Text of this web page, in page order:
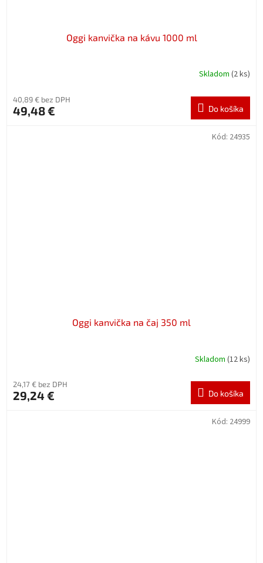
Oggi kanvička na kávu 1000 ml
Skladom (2 ks)
40,89 € bez DPH
49,48 € Do košíka
Oggi kanvička na čaj 350 ml
Skladom (12 ks)
24,17 € bez DPH
29,24 € Do košíka
Kód: 24935
Kód: 24999